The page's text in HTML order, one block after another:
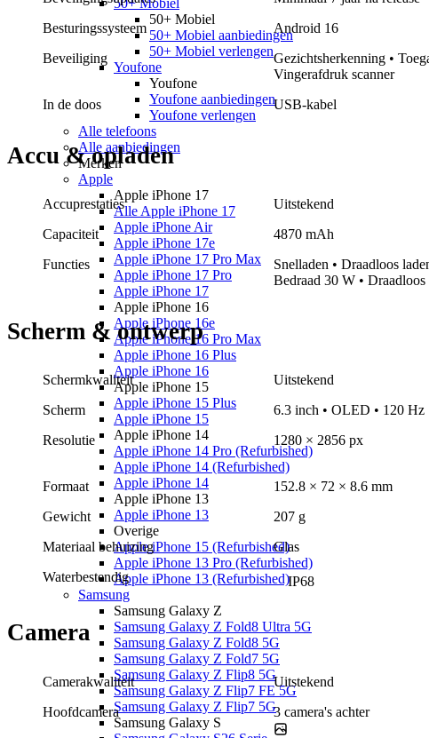
50+ Mobiel
50+ Mobiel
50+ Mobiel aanbiedingen
50+ Mobiel verlengen
Youfone
Youfone
Youfone aanbiedingen
Youfone verlengen
Alle telefoons
Alle aanbiedingen
Merken
Apple
Apple iPhone 17
Alle Apple iPhone 17
Apple iPhone Air
Apple iPhone 17e
Apple iPhone 17 Pro Max
Apple iPhone 17 Pro
Apple iPhone 17
Apple iPhone 16
Apple iPhone 16e
Apple iPhone 16 Pro Max
Apple iPhone 16 Plus
Apple iPhone 16
Apple iPhone 15
Apple iPhone 15 Plus
Apple iPhone 15
Apple iPhone 14
Apple iPhone 14 Pro (Refurbished)
Apple iPhone 14 (Refurbished)
Apple iPhone 14
Apple iPhone 13
Apple iPhone 13
Overige
Apple iPhone 15 (Refurbished)
Apple iPhone 13 Pro (Refurbished)
Apple iPhone 13 (Refurbished)
Samsung
Samsung Galaxy Z
Samsung Galaxy Z Fold8 Ultra 5G
Samsung Galaxy Z Fold8 5G
Samsung Galaxy Z Fold7 5G
Samsung Galaxy Z Flip8 5G
Samsung Galaxy Z Flip7 FE 5G
Samsung Galaxy Z Flip7 5G
Samsung Galaxy S
Besturingssysteem
Android 16
Beveiliging
Gezichtsherkenning •
Vingerafdruk scanner
In de doos USB-kabel
Accu & opladen
Accuprestaties Uitstekend
Capaciteit
4870 mAh
Functies
Snelladen • Draadloos
Bedraad 30 W •
Scherm & ontwerp
Schermkwaliteit Uitstekend
Scherm
6.3 inch • OLED • 120 Hz
Resolutie
1280 × 2856 px
Formaat
152.8 × 72 × 8.6 mm
Gewicht
207 g
Materiaal behuizing
Glas
Waterbestendig
IP68
Camera
Camerakwaliteit Uitstekend
Hoofdcamera
3 camera's achter